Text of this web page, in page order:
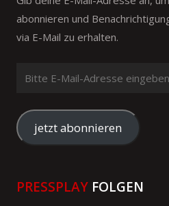
abonnieren und
via E-Mail zu erhalten.
Mail-
Adresse
eingeben
jetzt abonnieren
PRESSPLAY FOLGEN